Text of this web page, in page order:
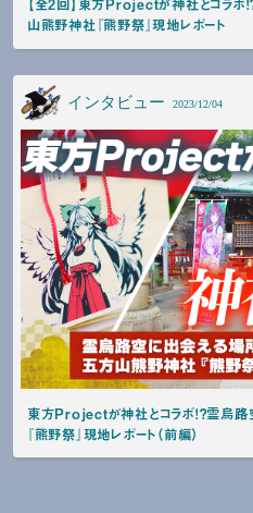
山熊野神社『熊野祭』現地レポート
インタビュー 2023/12/04
東方Projectが神社とコラボ！？霊烏
『熊野祭』現地レポート（前編）